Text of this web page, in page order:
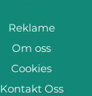
Reklame
Om oss
Cookies
Kontakt Oss